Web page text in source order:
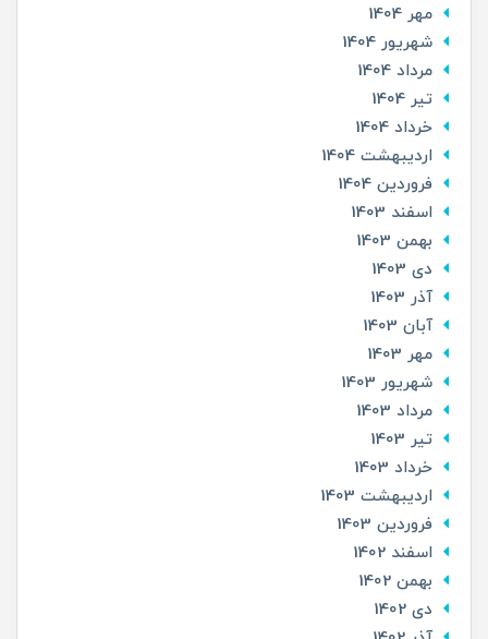
مهر 1404
شهریور 1404
مرداد 1404
تير 1404
خرداد 1404
ارديبهشت 1404
فروردین 1404
اسفند 1403
بهمن 1403
دی 1403
آذر 1403
آبان 1403
مهر 1403
شهریور 1403
مرداد 1403
تير 1403
خرداد 1403
ارديبهشت 1403
فروردین 1403
اسفند 1402
بهمن 1402
دی 1402